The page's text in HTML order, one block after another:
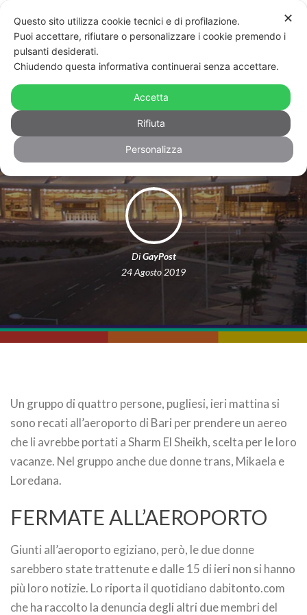
Due donne trans fermate
all’aeroporto di Sharm El Sheikh: non
si hanno notizie da 20 ore
DiGayPost
24 Agosto 2019
Un gruppo di quattro persone, pugliesi, ieri mattina si
sono recati all’aeroporto di Bari per prendere un aereo
che li avrebbe portati a Sharm El Sheikh, scelta per le loro
vacanze. Nel gruppo anche due donne trans, Mikaela e
Loredana.
FERMATE ALL’AEROPORTO
Giunti all’aeroporto egiziano, però, le due donne
sarebbero state trattenute e dalle 15 di ieri non si hanno
più loro notizie. Lo riporta il quotidiano dabitonto.com
che ha raccolto la denuncia degli altri due membri del
✕
Questo sito utilizza cookie tecnici e di profilazione.
Puoi accettare, rifiutare o personalizzare i cookie premendo i
pulsanti desiderati.
Chiudendo questa informativa continuerai senza accettare.
Accetta
Rifiuta
Personalizza